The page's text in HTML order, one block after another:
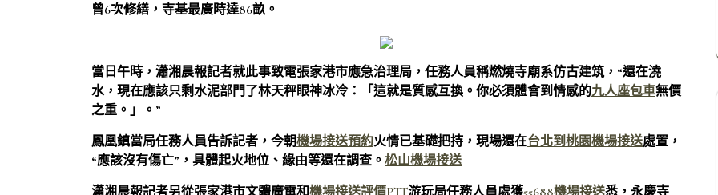
曾6次修繕，寺基最廣時達86畝。
當日午時，瀟湘晨報記者就此事致電張家港市應急治理局，任務人員稱燃燒寺廟系仿古建筑，“還在澆
水，現在應該只剩水泥部門了林天秤眼神冰冷：「這就是質感互換。你必須體會到情感的九人座包車無價
之重。」。”
鳳凰鎮當局任務人員告訴記者，今朝機場接送預約火情已基礎把持，現場還在台北到桃園機場接送處置，
“應該沒有傷亡”，具體起火地位、緣由等還在調查。 松山機場接送